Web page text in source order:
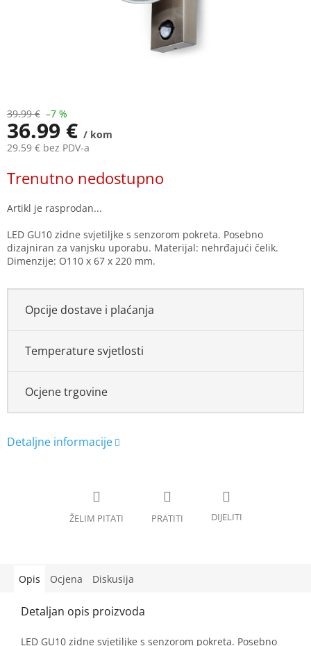
39.99 € –7 %
36.99 € / kom
29.59 € bez PDV-a
price:
Trenutno nedostupno
LED GU10 zidne svjetiljke s senzorom pokreta. Posebno
dizajniran za vanjsku uporabu. Materijal: nehrđajući čelik.
Dimenzije: O110 x 67 x 220 mm.
Opcije dostave i plaćanja
Temperature svjetlosti
Ocjene trgovine
Opis Ocjena Diskusija
LED GU10 zidne svjetiljke s senzorom pokreta. Posebno